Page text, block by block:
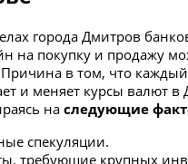
города Дмитров
на покупку и продажу
Причина в том, что
и меняет курсы валют в
наследующие
спекуляции.
требующие крупных